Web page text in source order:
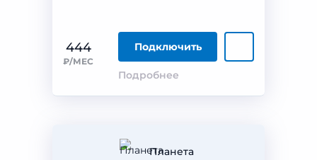
444
₽/МЕС
Подключить
Подробнее
Планета